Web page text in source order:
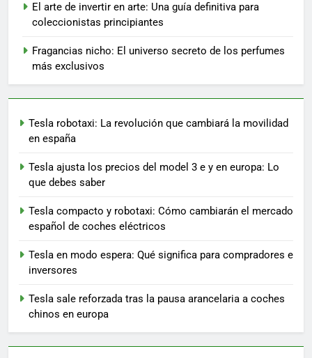
El arte de invertir en arte: Una guía definitiva para
coleccionistas principiantes
Fragancias nicho: El universo secreto de los perfumes
más exclusivos
Tesla robotaxi: La revolución que cambiará la movilidad
en españa
Tesla ajusta los precios del model 3 e y en europa: Lo
que debes saber
Tesla compacto y robotaxi: Cómo cambiarán el mercado
español de coches eléctricos
Tesla en modo espera: Qué significa para compradores e
inversores
Tesla sale reforzada tras la pausa arancelaria a coches
chinos en europa